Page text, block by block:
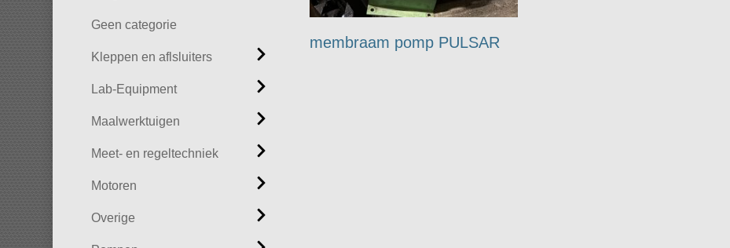
Geen categorie
Kleppen en aflsluiters
Lab-Equipment
Maalwerktuigen
Meet- en regeltechniek
Motoren
Overige
membraam pomp PULSAR